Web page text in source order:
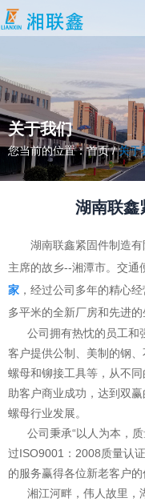
关于我们
您当前的位置：首页/关于
湖南联鑫
湖南联鑫紧固件制造有
主席的故乡--湘潭市。交通
家 ，经过公司多年的精心
多平米的全新厂房和先进的
公司拥有热忱的员工和
客户提供公制、美制的钢
螺母和铆接工具等，从不
助客户商业成功，达到双
螺母行业发展。
公司秉承“以人为本，质
过ISO9001：2008质量认
的服务赢得各位新老客户的
湘江河畔，伟人故里，